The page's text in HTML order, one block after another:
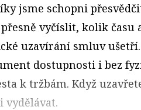
jsme schopni
vyčíslit, kolik času
uzavírání smluv
dostupnosti i bez
k tržbám. Když
vydělávat.